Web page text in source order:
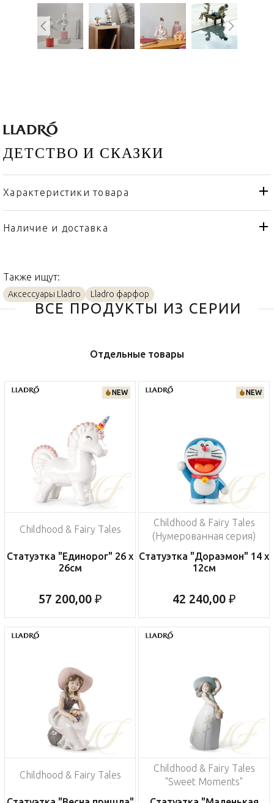
ДЕТСТВО И СКАЗКИ
Характеристики товара
Бренд
Lladro
Страна производителя
Наличие и доставка
Также ищут:
Аксессуары Lladro Lladro фарфор
ВСЕ ПРОДУКТЫ ИЗ СЕРИИ
Отдельные товары
NEW
Childhood & Fairy Tales
Статуэтка "Единорог" 26 х
26см
57 200,00 ₽
NEW
Childhood & Fairy Tales
(Нумерованная серия)
Статуэтка "Дораэмон" 14 х
12см
42 240,00 ₽
Childhood & Fairy Tales
Childhood & Fairy Tales
"Sweet Moments"